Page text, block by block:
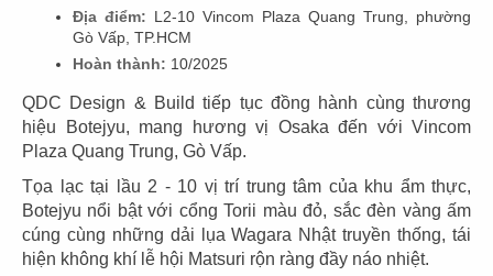
Địa điểm: L2-10 Vincom Plaza Quang Trung, phường
Gò Vấp, TP.HCM
Hoàn thành: 10/2025
QDC Design & Build tiếp tục đồng hành cùng thương
hiệu Botejyu, mang hương vị Osaka đến với Vincom
Plaza Quang Trung, Gò Vấp.
Tọa lạc tại lầu 2 - 10 vị trí trung tâm của khu ẩm thực,
Botejyu nổi bật với cổng Torii màu đỏ, sắc đèn vàng ấm
cúng cùng những dải lụa Wagara Nhật truyền thống, tái
hiện không khí lễ hội Matsuri rộn ràng đầy náo nhiệt.
CÁC DỰ ÁN
NHÀ HÀNG NHẬT
Nhật Bản là một trong những đất nước có văn hóa ẩm
thực xem trọng tính mỹ thuật và sự tinh tế trong nấu